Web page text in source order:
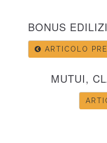
BONUS
ARTICOLO
MUTUI,